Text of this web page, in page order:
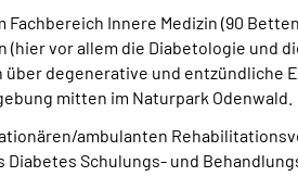
Innere Medizin (90
vor allem die Diabetologie und
degenerative und entzündliche
mitten im Naturpark Odenwald.
ambulanten
Schulungs- und